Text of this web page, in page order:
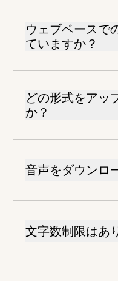
ウェブベースで
ていますか？
どの形式をアッ
か？
音声をダウンロ
文字数制限はあ